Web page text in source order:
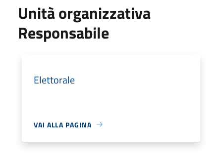
Unità organizzativa
Responsabile
Elettorale
VAI ALLA PAGINA